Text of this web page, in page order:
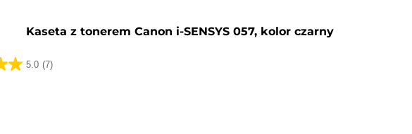
Kaseta z tonerem Canon i-SENSYS 057, kolor czarny
5.0 (7)